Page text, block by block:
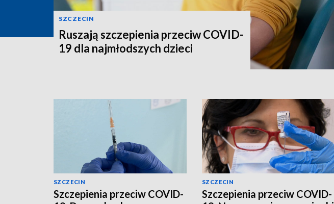
SZCZECIN
Ruszają szczepienia przeciw COVID-
19 dla najmłodszych dzieci
SZCZECIN
Szczepienia przeciw COVID-
SZCZECIN
Szczepienia przeciw COVID-